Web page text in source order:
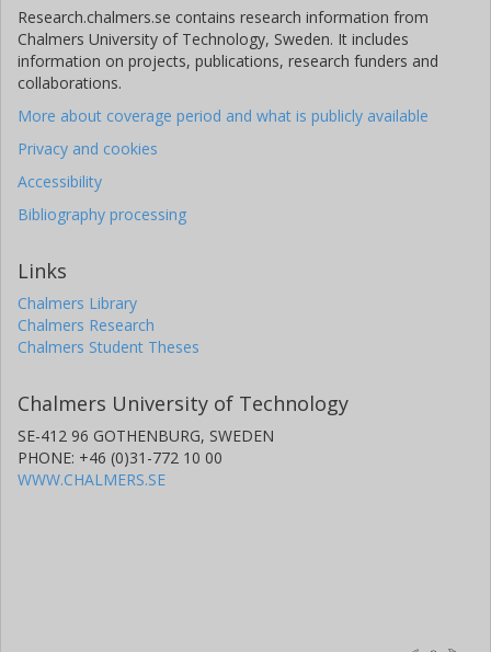
Rapporten har utförts på uppdrag av Naturvårdsverket
inför arbetet med den 5:e nationalrapporten till UNFCCC.
Research.chalmers.se contains research information from
Chalmers University of Technology, Sweden. It includes
information on projects, publications, research funders and
collaborations.
More about coverage period and what is publicly available
Privacy and cookies
Accessibility
Bibliography processing
Links
Chalmers Library
Chalmers Research
Chalmers Student Theses
Chalmers University of Technology
SE-412 96 GOTHENBURG, SWEDEN
PHONE: +46 (0)31-772 10 00
WWW.CHALMERS.SE